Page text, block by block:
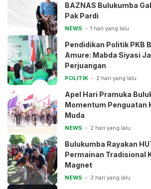
BAZNAS Bulukumba
Pak Pardi
NEWS 1 hari yang lalu
Pendidikan Politik PKB
Amure: Mabda Siyasi
Perjuangan
POLITIK 2 hari yang lalu
Apel Hari Pramuka
Momentum Penguatan
Muda
NEWS 2 hari yang lalu
Bulukumba Rayakan
Permainan Tradisional
Magnet
NEWS 3 hari yang lalu